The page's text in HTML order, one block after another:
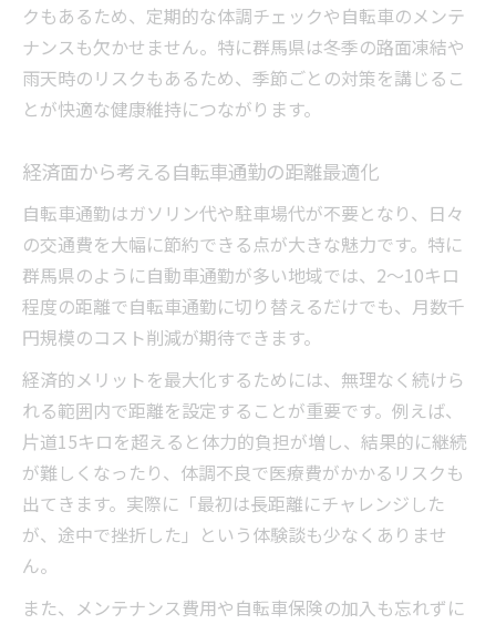
クもあるため、定期的な体調チェックや自転車のメンテ
ナンスも欠かせません。特に群馬県は冬季の路面凍結や
雨天時のリスクもあるため、季節ごとの対策を講じるこ
とが快適な健康維持につながります。
経済面から考える自転車通勤の距離最適化
自転車通勤はガソリン代や駐車場代が不要となり、日々
の交通費を大幅に節約できる点が大きな魅力です。特に
群馬県のように自動車通勤が多い地域では、2〜10キロ
程度の距離で自転車通勤に切り替えるだけでも、月数千
円規模のコスト削減が期待できます。
経済的メリットを最大化するためには、無理なく続けら
れる範囲内で距離を設定することが重要です。例えば、
片道15キロを超えると体力的負担が増し、結果的に継続
が難しくなったり、体調不良で医療費がかかるリスクも
出てきます。実際に「最初は長距離にチャレンジした
が、途中で挫折した」という体験談も少なくありませ
ん。
また、メンテナンス費用や自転車保険の加入も忘れずに